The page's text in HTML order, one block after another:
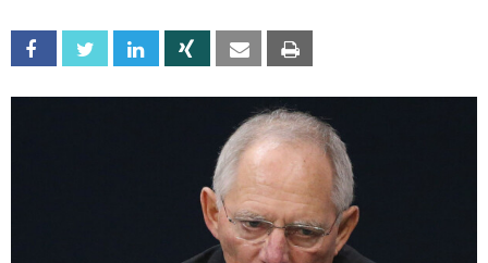
Facebook Twitter Linkedin Xing Email